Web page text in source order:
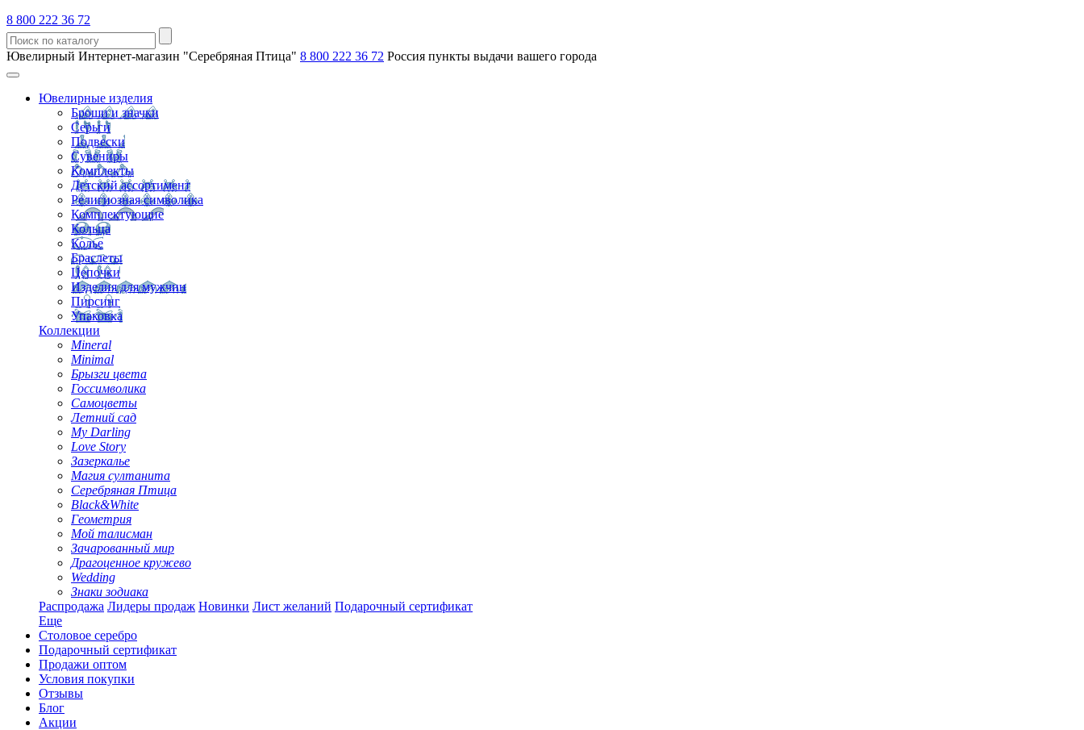
8 800 222 36 72
Ювелирный Интернет-магазин "Серебряная Птица" 8 800 222 36 72 Россия пункты выдачи вашего города
Ювелирные изделия
Броши и значки
Серьги
Подвески
Сувениры
Комплекты
Детский ассортимент
Религиозная символика
Комплектующие
Кольца
Колье
Браслеты
Цепочки
Изделия для мужчин
Пирсинг
Упаковка
Коллекции
Mineral
Minimal
Брызги цвета
Госсимволика
Самоцветы
Летний сад
My Darling
Love Story
Зазеркалье
Магия султанита
Серебряная Птица
Black&White
Геометрия
Мой талисман
Зачарованный мир
Драгоценное кружево
Wedding
Знаки зодиака
Распродажа Лидеры продаж Новинки Лист желаний Подарочный сертификат
Еще
Столовое серебро
Подарочный сертификат
Продажи оптом
Условия покупки
Отзывы
Блог
Акции